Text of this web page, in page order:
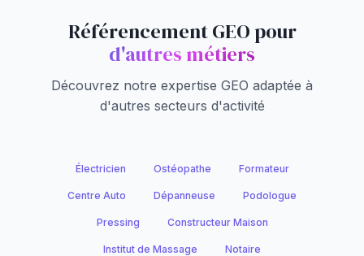
Référencement GEO pour
d'autres métiers
Découvrez notre expertise GEO adaptée à
d'autres secteurs d'activité
Électricien Ostéopathe Formateur
Centre Auto Dépanneuse Podologue
Pressing Constructeur Maison
Institut de Massage Notaire